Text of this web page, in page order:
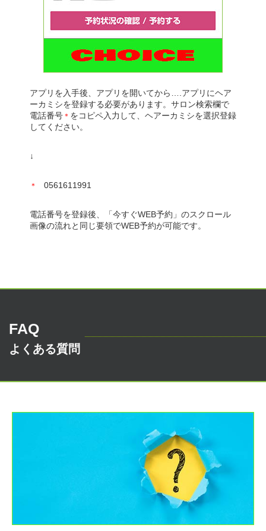
アプリを入手後、アプリを開いてから….アプリにヘア
ーカミシを登録する必要があります。サロン検索欄で
電話番号 ＊ をコピペ入力して、ヘアーカミシを選択登録
してください。
↓
＊ 0561611991
電話番号を登録後、「今すぐWEB予約」のスクロール
画像の流れと同じ要領でWEB予約が可能です。
FAQ
よくある質問